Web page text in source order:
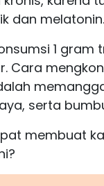
dan melatonin.
1
Cara
serta
membuat